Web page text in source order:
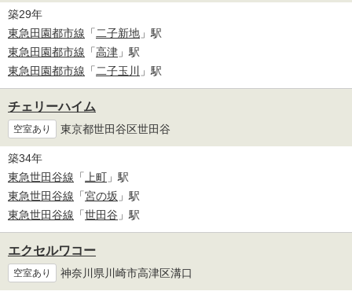
築29年
東急田園都市線 「二子新地 」駅
東急田園都市線 「高津 」駅
東急田園都市線 「二子玉川 」駅
チェリーハイム
空室あり 東京都世田谷区世田谷
築34年
東急世田谷線 「上町 」駅
東急世田谷線 「宮の坂 」駅
東急世田谷線 「世田谷 」駅
エクセルワコー
空室あり 神奈川県川崎市高津区溝口